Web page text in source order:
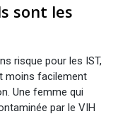
sont les
risque pour les IST,
moins facilement
Une femme qui
par le VIH